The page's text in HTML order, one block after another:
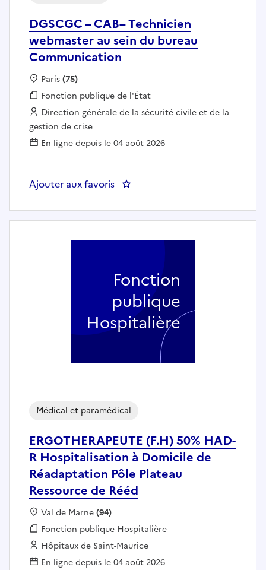
DGSCGC – CAB– Technicien
webmaster au sein du bureau
Communication
Localisation :
Paris(75)
Fonction publique :
Fonction publique de l'État
Employeur :
Direction générale de la sécurité civile et de la
gestion de crise
En ligne depuis le 04 août 2026
Ajouter aux favoris : DGSCGC – CAB– Technicien
ERGOTHERAPEUTE (F.H) 50% HAD-
R Hospitalisation à Domicile de
Réadaptation Pôle Plateau
Ressource de Rééd
Médical et paramédical
Localisation :
Val de Marne(94)
Fonction publique :
Fonction publique Hospitalière
Employeur :
Hôpitaux de Saint-Maurice
En ligne depuis le 04 août 2026
Fonction
publique
Hospitalière